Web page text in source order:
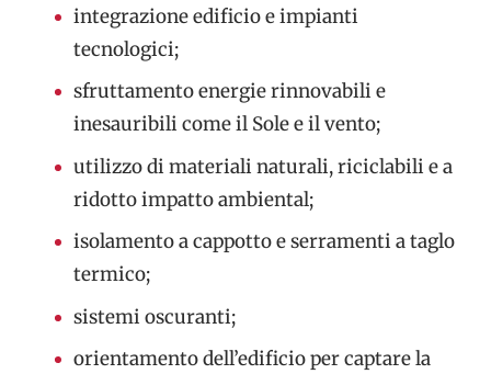
integrazione edificio e impianti
tecnologici;
sfruttamento energie rinnovabili e
inesauribili come il Sole e il vento;
utilizzo di materiali naturali, riciclabili e a
ridotto impatto ambiental;
isolamento a cappotto e serramenti a taglo
termico;
sistemi oscuranti;
orientamento dell’edificio per captare la